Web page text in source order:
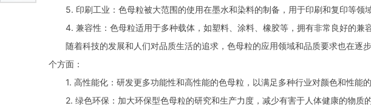
5. 印刷工业：色母粒被大范围的使用在墨水和染料的制备，用于印刷和复印等领
4. 兼容性：色母粒适用于多种载体，如塑料、涂料、橡胶等，拥有非常良好的兼容
随着科技的发展和人们对品质生活的追求，色母粒的应用领域和品质要求也在逐
个方面：
1. 高性能化：研发更多功能性和高性能的色母粒，以满足多种行业对颜色和性能的
2. 绿色环保：加大环保型色母粒的研究和生产力度，减少有害于人体健康的物质的